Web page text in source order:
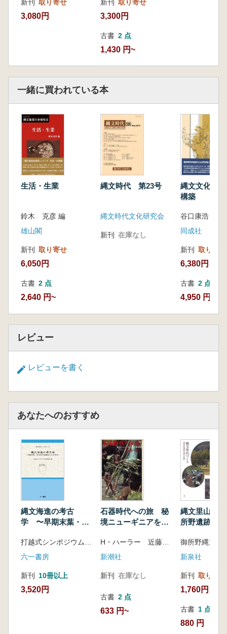
新刊 取り寄せ
3,080円
新刊 取り寄せ
3,300円
古書 2 点
1,430 円~
一緒に買われている本
生活・生業
鈴木 克彦 編
雄山閣
新刊 取り寄せ
6,050円
古書 2 点
2,640 円~
縄文時代 第23号
縄文時代文化研究会
新刊 在庫なし
縄文文化起
構築
谷口康浩 著
同成社
新刊 取り寄せ
6,380円
古書 2 点
4,950 円~
レビュー
レビューを書く
あなたへのおすすめ
縄文海進の考古
学 〜早期末葉・埼
時代〜
六一書房
新刊 10冊以上
3,520円
石器時代への旅 秘
境ニューギニアを探
新潮社
新刊 在庫なし
古書 2 点
633 円~
縄文里山づ
所野遺跡の
新泉社
新刊 取り寄せ
1,760円
古書 1 点
880 円